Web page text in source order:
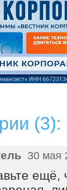
(3):
30 мая
ещё,